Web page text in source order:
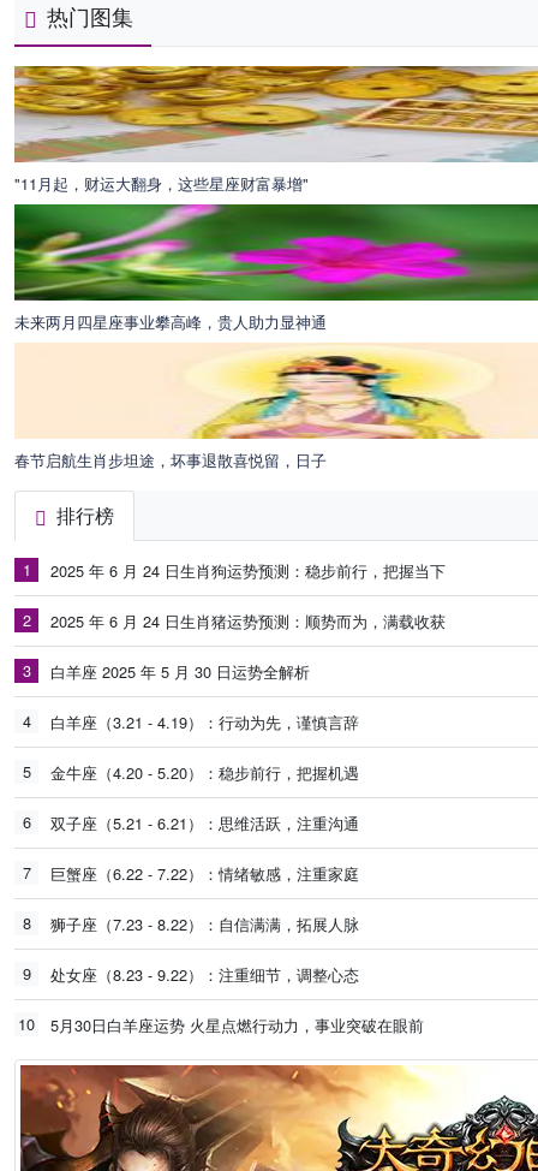
热门图集
"11月起，财运大翻身，这些星座财富暴增"
未来两月四星座事业攀高峰，贵人助力显神通
春节启航生肖步坦途，坏事退散喜悦留，日子
排行榜
1 2025 年 6 月 24 日生肖狗运势预测：稳步前行，把握当下
2 2025 年 6 月 24 日生肖猪运势预测：顺势而为，满载收获
3 白羊座 2025 年 5 月 30 日运势全解析
4 白羊座（3.21 - 4.19）：行动为先，谨慎言辞
5 金牛座（4.20 - 5.20）：稳步前行，把握机遇
6 双子座（5.21 - 6.21）：思维活跃，注重沟通
7 巨蟹座（6.22 - 7.22）：情绪敏感，注重家庭
8 狮子座（7.23 - 8.22）：自信满满，拓展人脉
9 处女座（8.23 - 9.22）：注重细节，调整心态
10 5月30日白羊座运势 火星点燃行动力，事业突破在眼前